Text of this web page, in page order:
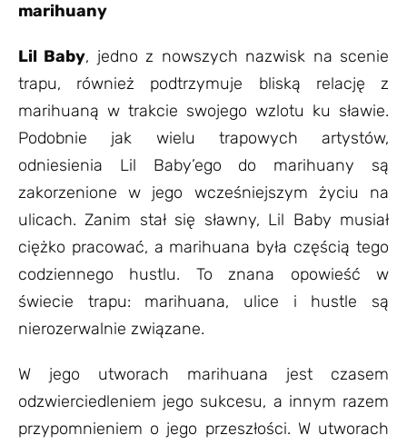
marihuany
Lil Baby, jedno z nowszych nazwisk na scenie
trapu, również podtrzymuje bliską relację z
marihuaną w trakcie swojego wzlotu ku sławie.
Podobnie jak wielu trapowych artystów,
odniesienia Lil Baby’ego do marihuany są
zakorzenione w jego wcześniejszym życiu na
ulicach. Zanim stał się sławny, Lil Baby musiał
ciężko pracować, a marihuana była częścią tego
codziennego hustlu. To znana opowieść w
świecie trapu: marihuana, ulice i hustle są
nierozerwalnie związane.
W jego utworach marihuana jest czasem
odzwierciedleniem jego sukcesu, a innym razem
przypomnieniem o jego przeszłości. W utworach